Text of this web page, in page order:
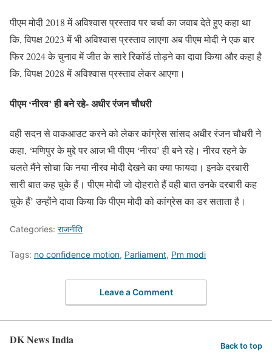
पीएम मोदी 2018 में अविश्वास प्रस्ताव पर चर्चा का जवाब देते हुए कहा था
कि, विपक्ष 2023 में भी अविश्वास प्रस्ताव लाएगा अब पीएम मोदी ने एक बार
फिर 2024 के चुनाव में जीत के सारे रिकॉर्ड तोड़ने का दावा किया और कहा है
कि, विपक्ष 2028 में अविश्वास प्रस्ताव लेकर आएगा।
पीएम ‘नीरव’ ही बने रहे- अधीर रंजन चौधरी
वही सदन से वाकआउट करने को लेकर कांग्रेस सांसद अधीर रंजन चौधरी ने
कहा, ‘मणिपुर के मुद्दे पर आज भी पीएम ‘नीरव’ ही बने रहे। नीरव रहने के
चलते मैंने सोचा कि नया नीरव मोदी देखने का क्या फायदा। इनके दरबारी
सारी बात कह चुके हैं। पीएम मोदी जो दोहराते हैं वही बात उनके दरबारी कह
चुके हैं’ उन्होंने दावा किया कि पीएम मोदी को कांग्रेस का डर सताता है।
Categories: राजनीति
Tags: no confidence motion, Parliament, Pm modi
Leave a Comment
DK News India Back to top